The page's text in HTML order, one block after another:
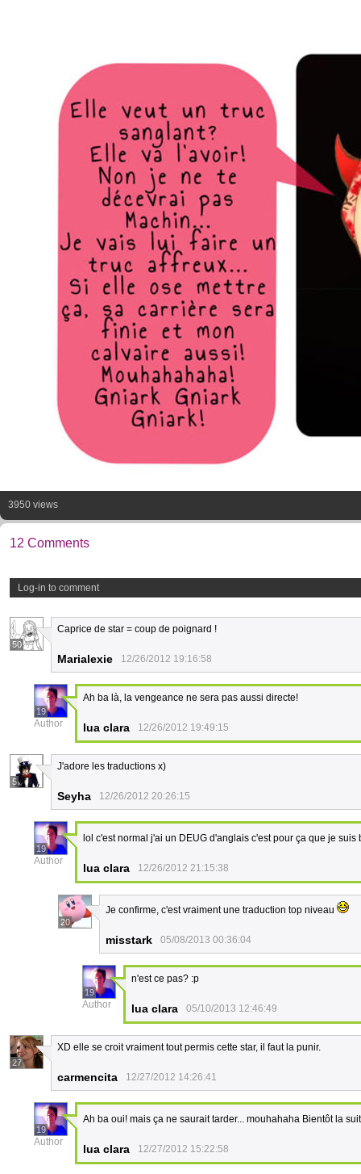
3950 views
12 Comments
Log-in to comment
50
Caprice de star = coup de poignard !
Marialexie 12/26/2012 19:16:58
19
Author
Ah ba là, la vengeance ne sera pas aussi directe!
lua clara 12/26/2012 19:49:15
5
J'adore les traductions x)
Seyha 12/26/2012 20:26:15
19
Author
lol c'est normal j'ai un DEUG d'anglais c'est pour ça que je
lua clara 12/26/2012 21:15:38
20
Je confirme, c'est vraiment une traduction top niveau
misstark 05/08/2013 00:36:04
19
Author
n'est ce pas? :p
lua clara 05/10/2013 12:46:49
27
XD elle se croit vraiment tout permis cette star, il faut la punir.
carmencita 12/27/2012 14:26:41
19
Author
Ah ba oui! mais ça ne saurait tarder... mouhahaha Bientôt la
lua clara 12/27/2012 15:22:58